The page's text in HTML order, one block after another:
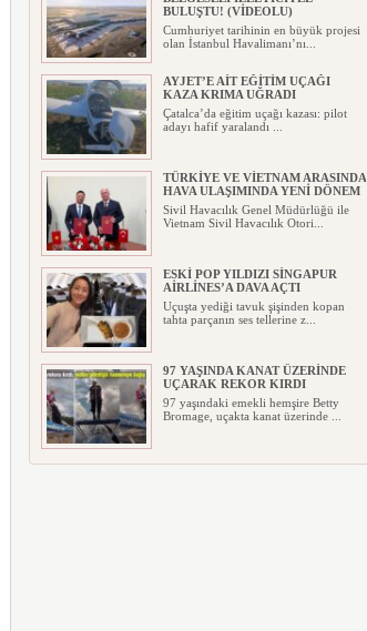
BULUŞTU! (VİDEOLU)
Cumhuriyet tarihinin en büyük projesi
olan İstanbul Havalimanı’nı...
AYJET’E AİT EĞİTİM UÇAĞI
KAZA KRIMA UĞRADI
Çatalca’da eğitim uçağı kazası: pilot
adayı hafif yaralandı ...
TÜRKİYE VE VİETNAM ARASINDA
HAVA ULAŞIMINDA YENİ DÖNEM
Sivil Havacılık Genel Müdürlüğü ile
Vietnam Sivil Havacılık Otori...
ESKİ POP YILDIZI SİNGAPUR
AİRLİNES’A DAVA AÇTI
Uçuşta yediği tavuk şişinden kopan
tahta parçanın ses tellerine z...
97 YAŞINDA KANAT ÜZERİNDE
UÇARAK REKOR KIRDI
97 yaşındaki emekli hemşire Betty
Bromage, uçakta kanat üzerinde ...
TRUMP’IN HELİKOPTERİ